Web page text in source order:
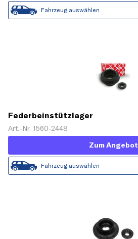
Fahrzeug auswählen
Federbeinstützlager
Art.-Nr. 1560-2448
Zum Angebot
Fahrzeug auswählen